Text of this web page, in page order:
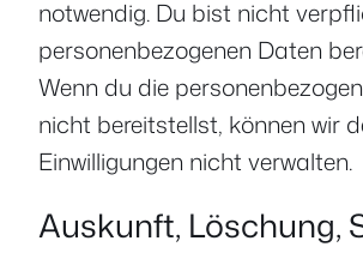
notwendig. Du bist nicht
personenbezogenen Daten
Wenn du die
nicht bereitstellst, können wir
Einwilligungen nicht verwalten.
Auskunft, Löschung,